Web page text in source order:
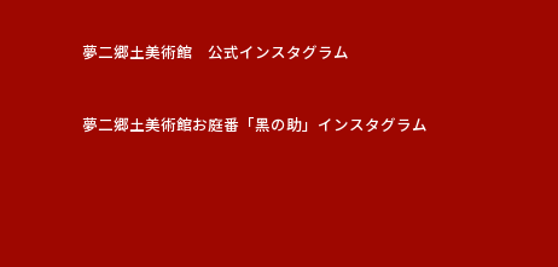
夢二郷土美術館 公式インスタグラム
夢二郷土美術館お庭番「黑の助」インスタグラム